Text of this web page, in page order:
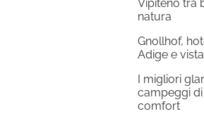
Vipiteno tra
natura
Gnollhof,
Adige e
I migliori
campeggi
comfort